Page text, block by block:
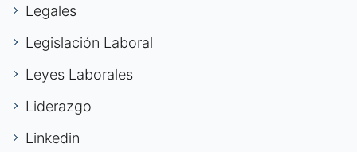
Legales
Legislación Laboral
Leyes Laborales
Liderazgo
Linkedin